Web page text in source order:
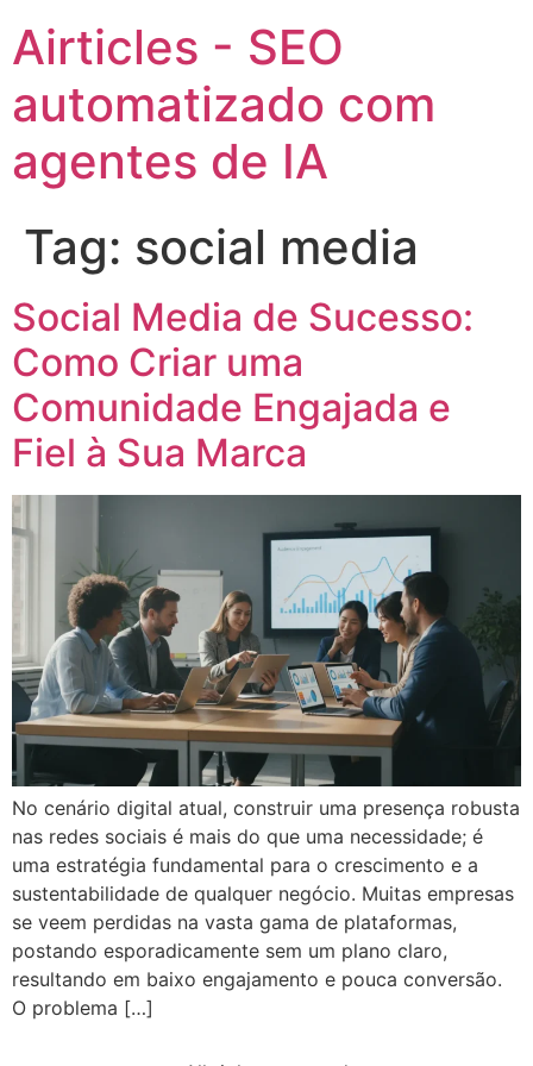
Airticles - SEO
automatizado com
agentes de IA
Tag: social media
Social Media de Sucesso:
Como Criar uma
Comunidade Engajada e
Fiel à Sua Marca
No cenário digital atual, construir uma presença robusta
nas redes sociais é mais do que uma necessidade; é
uma estratégia fundamental para o crescimento e a
sustentabilidade de qualquer negócio. Muitas empresas
se veem perdidas na vasta gama de plataformas,
postando esporadicamente sem um plano claro,
resultando em baixo engajamento e pouca conversão.
O problema […]